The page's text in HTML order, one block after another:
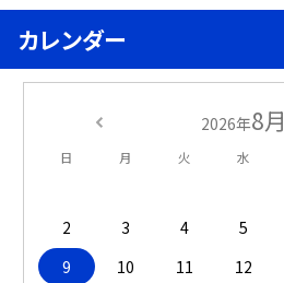
カレンダー
2026年8月
日 月 火 水
2
3 4 5
9
10 11 12